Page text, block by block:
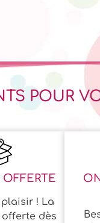
POUR
! La
dès